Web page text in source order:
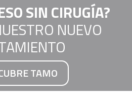
SIN CIRUGÍA?
NUEVO
TAMO